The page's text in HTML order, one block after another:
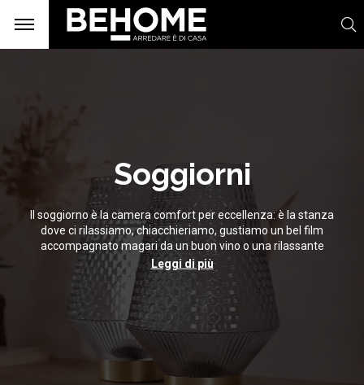
Soggiorni
Il soggiorno è la camera comfort per eccellenza: è la stanza
dove ci rilassiamo, chiacchieriamo, gustiamo un bel film
accompagnato magari da un buon vino o una rilassante
tisana serale. Che tu abbia una casa di piccole o grandi
dimensioni non importa: abbiamo la soluzione su misura per
soggiorni moderni, shabby chic e all’avanguardia, per
soddisfare tutte le tue esigenze!
Leggi di più